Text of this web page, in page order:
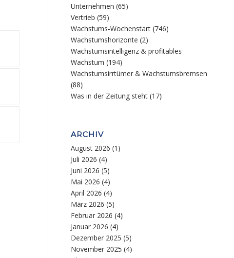
Unternehmen (65)
Vertrieb (59)
Wachstums-Wochenstart (746)
Wachstumshorizonte (2)
Wachstumsintelligenz & profitables
Wachstum (194)
Wachstumsirrtümer & Wachstumsbremsen
(88)
Was in der Zeitung steht (17)
ARCHIV
August 2026 (1)
Juli 2026 (4)
Juni 2026 (5)
Mai 2026 (4)
April 2026 (4)
März 2026 (5)
Februar 2026 (4)
Januar 2026 (4)
Dezember 2025 (5)
November 2025 (4)